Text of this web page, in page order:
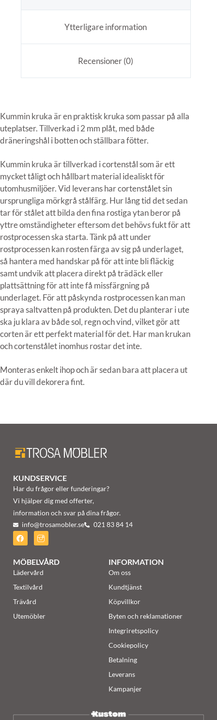
Ytterligare information
Recensioner (0)
Kummin kruka är en praktisk kruka som passar på alla
uteplatser. Tillverkad i 2 mm plåt, med både
dräneringshål i botten och ställbara fötter.
Kummin kruka är tillverkad i cortenstål som är ett
mycket tåligt och hållbart material idealiskt för
utomhusmiljöer. Vid leverans har cortenstålet sin
ursprungliga mörkgrå stålfärg. Hur lång tid det sedan
tar för stålet att bilda den fina rostiga ytan beror på
yttre omständigheter eftersom det behövs fukt för att
rostprocessen ska starta. Tänk på att under
rostprocessen kan rosten färga av sig på underlaget,
så hantera med handskar på för att inte bli fläckig
samt undvik att placera direkt på trädäck eller
plattsättning för att inte få missfärgning på
underlaget. För att påskynda rostprocessen kan man
spraya saltvatten på produkten. Det du planterar i ute
ska ju klara av både sol, regn och vind, vilket gör att
corten är ett perfekt material för det. Har man krukan
och cortenstålet inomhus rostar det inte.
Monteras enkelt ihop och är sedan bara att placera ut
där du vill dekorera fint.
KUNDSERVICE
Har du frågor eller funderingar?
Vi hjälper dig med offerter,
information och svar på dina frågor.
info@trosamobler.se 021 83 84 14
MÖBELVÅRD
Lädervård
Textilvård
Trävård
Utemöbler
INFORMATION
Om oss
Kundtjänst
Köpvillkor
Byten och reklamationer
Integriretspolicy
Cookiepolicy
Betalning
Leverans
Kampanjer